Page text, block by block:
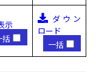
示
括
ダウン
ロード
一括